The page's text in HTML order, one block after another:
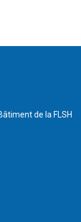
de la FLSH